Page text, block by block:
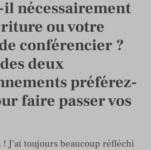
il nécessairement
ou votre
conférencier ?
deux
préférez-
faire passer vos
J’ai toujours beaucoup réfléchi